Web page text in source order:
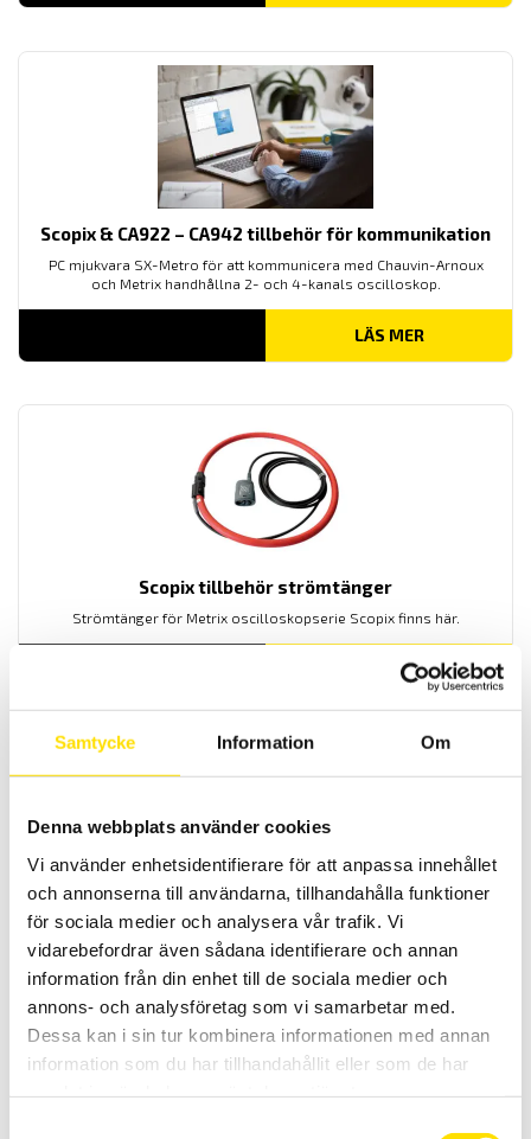
Samtycke Information Om
Denna webbplats använder cookies
Vi använder enhetsidentifierare för att anpassa innehållet
och annonserna till användarna, tillhandahålla funktioner
för sociala medier och analysera vår trafik. Vi
vidarebefordrar även sådana identifierare och annan
information från din enhet till de sociala medier och
annons- och analysföretag som vi samarbetar med.
Dessa kan i sin tur kombinera informationen med annan
information som du har tillhandahållit eller som de har
till
Scopix & CA922 – CA942 tillbehör för kommunikation
PC mjukvara SX-Metro för att kommunicera med Chauvin-Arnoux
och Metrix handhållna 2- och 4-kanals oscilloskop.
LÄS MER
Scopix tillbehör strömtänger
Strömtänger för Metrix oscilloskopserie Scopix finns här.
LÄS MER
Scopix tillbehör prober
Prober för Metrix oscilloskopserie Scopix I-IV finns här.
690.00kr –3,990.00krPrisintervall:
690.00 kr
till
3,990.00 kr
LÄS MER